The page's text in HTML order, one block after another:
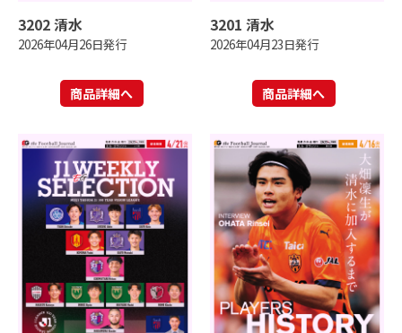
3202 清水
2026年04月26日発行
商品詳細へ
3201 清水
2026年04月23日発行
商品詳細へ